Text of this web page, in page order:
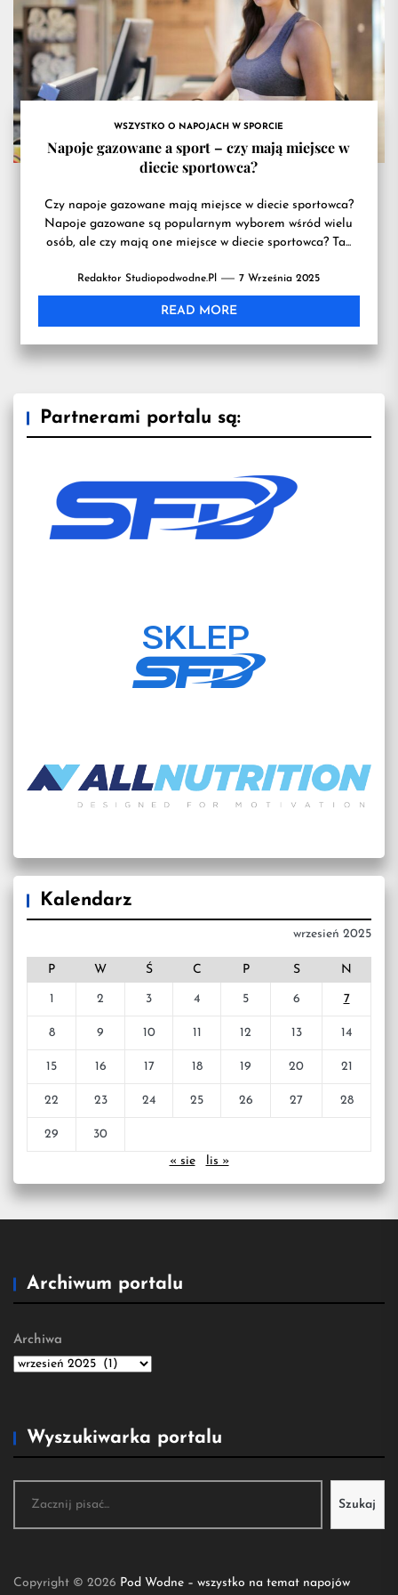
na
treningu
WSZYSTKO O NAPOJACH W SPORCIE
Napoje gazowane a sport – czy mają miejsce w
diecie sportowca?
Czy napoje gazowane mają miejsce w diecie sportowca?
Napoje gazowane są popularnym wyborem wśród wielu
osób, ale czy mają one miejsce w diecie sportowca? Ta...
Redaktor Studiopodwodne.pl 7 Września 2025
READ MORE
Partnerami portalu są:
Kalendarz
wrzesień 2025
P W Ś C P S N
1 2 3 4 5 6 7
8 9 10 11 12 13 14
15 16 17 18 19 20 21
22 23 24 25 26 27 28
29
30
« sie
lis »
Archiwum portalu
Archiwa
Wyszukiwarka portalu
Szukaj
Copyright © 2026 Pod Wodne – wszystko na temat napojów